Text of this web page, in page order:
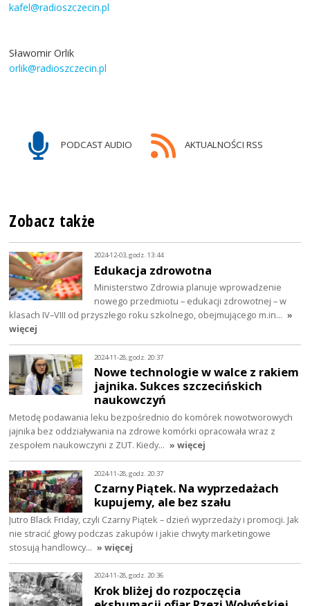
kafel@radioszczecin.pl
Sławomir Orlik
orlik@radioszczecin.pl
PODCAST AUDIO AKTUALNOŚCI RSS
Zobacz także
2024-12-03, godz. 13:44
Edukacja zdrowotna
Ministerstwo Zdrowia planuje wprowadzenie
nowego przedmiotu – edukacji zdrowotnej – w
klasach IV–VIII od przyszłego roku szkolnego, obejmującego m.in… »
więcej
2024-11-28, godz. 20:37
Nowe technologie w walce z rakiem
jajnika. Sukces szczecińskich
naukowczyń
Metodę podawania leku bezpośrednio do komórek nowotworowych
jajnika bez oddziaływania na zdrowe komórki opracowała wraz z
zespołem naukowczyni z ZUT. Kiedy… » więcej
2024-11-28, godz. 20:37
Czarny Piątek. Na wyprzedażach
kupujemy, ale bez szału
Jutro Black Friday, czyli Czarny Piątek – dzień wyprzedaży i promocji. Jak
nie stracić głowy podczas zakupów i jakie chwyty marketingowe
stosują handlowcy… » więcej
2024-11-28, godz. 20:36
Krok bliżej do rozpoczęcia